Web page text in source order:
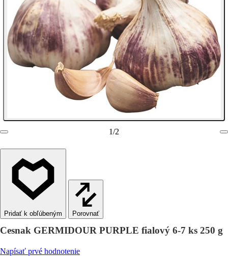
1/2
Porovnať
Cesnak GERMIDOUR PURPLE fialový 6-7 ks 250 g
Napísať prvé hodnotenie